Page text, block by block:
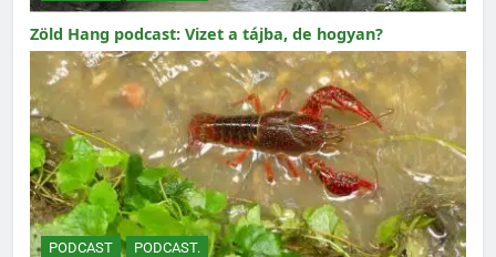
Zöld Hang podcast: Vizet a tájba, de hogyan?
PODCAST PODCAST.